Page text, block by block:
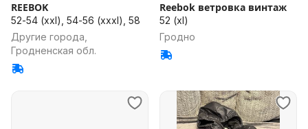
REEBOK
52-54 (xxl), 54-56 (xxxl), 58
Другие города,
Гродненская обл.
Reebok ветровка винтаж
52 (xl)
Гродно